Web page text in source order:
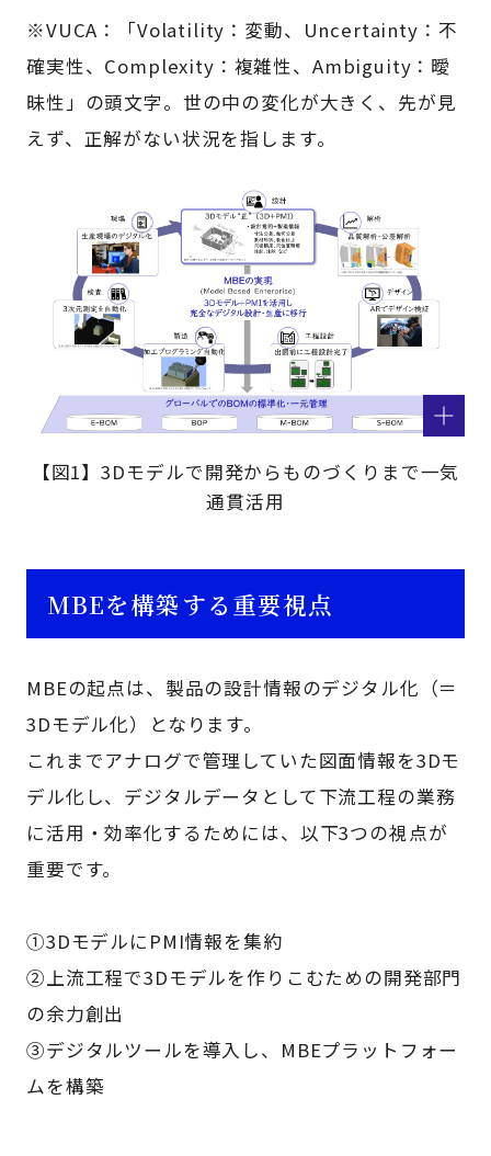
※VUCA：「Volatility：変動、Uncertainty：不
確実性、Complexity：複雑性、Ambiguity：曖
昧性」の頭文字。世の中の変化が大きく、先が見
えず、正解がない状況を指します。
【図1】3Dモデルで開発からものづくりまで一気
通貫活用
MBEを構築する重要視点
MBEの起点は、製品の設計情報のデジタル化（＝
3Dモデル化）となります。
これまでアナログで管理していた図面情報を3Dモ
デル化し、デジタルデータとして下流工程の業務
に活用・効率化するためには、以下3つの視点が
重要です。
①3DモデルにPMI情報を集約
②上流工程で3Dモデルを作りこむための開発部門
の余力創出
③デジタルツールを導入し、MBEプラットフォー
ムを構築